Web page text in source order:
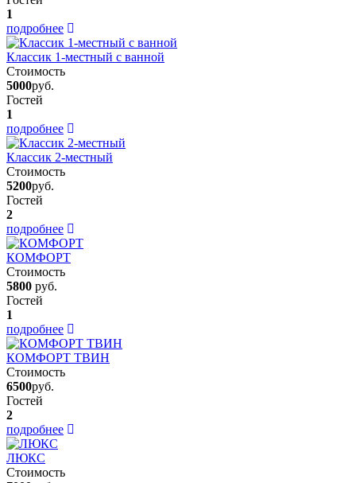
1
подробнее
Классик 1-местный с ванной
Стоимость
5000руб.
Гостей
1
подробнее
Классик 2-местный
Стоимость
5200руб.
Гостей
2
подробнее
КОМФОРТ
Стоимость
5800 руб.
Гостей
1
подробнее
КОМФОРТ ТВИН
Стоимость
6500руб.
Гостей
2
подробнее
ЛЮКС
Стоимость